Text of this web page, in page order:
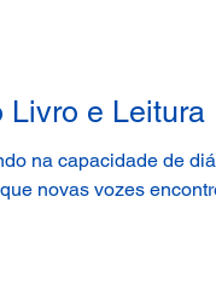
Livro e Leitura
na capacidade de
novas vozes